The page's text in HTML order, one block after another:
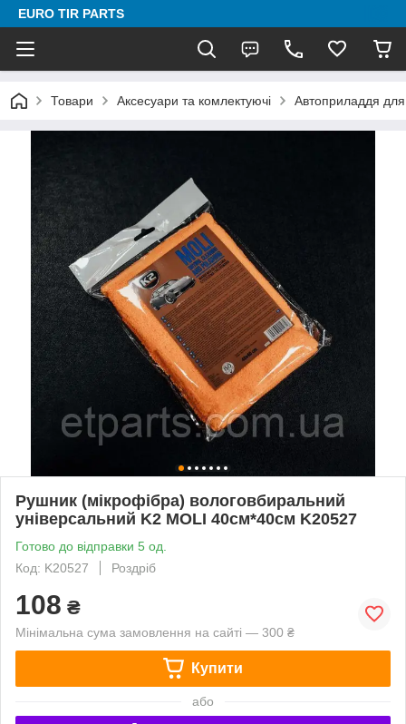
EURO TIR PARTS
Товари Аксесуари та комлектуючі Автоприладдя
Рушник (мікрофібра) вологовбиральний
універсальний K2 MOLI 40см*40см K20527
Готово до відправки 5 од.
Код: K20527
Роздріб
108 ₴
Мінімальна сума замовлення на сайті — 300 ₴
Купити
або